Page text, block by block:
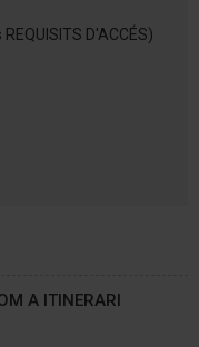
D'ACCÉS)
A ITINERARI